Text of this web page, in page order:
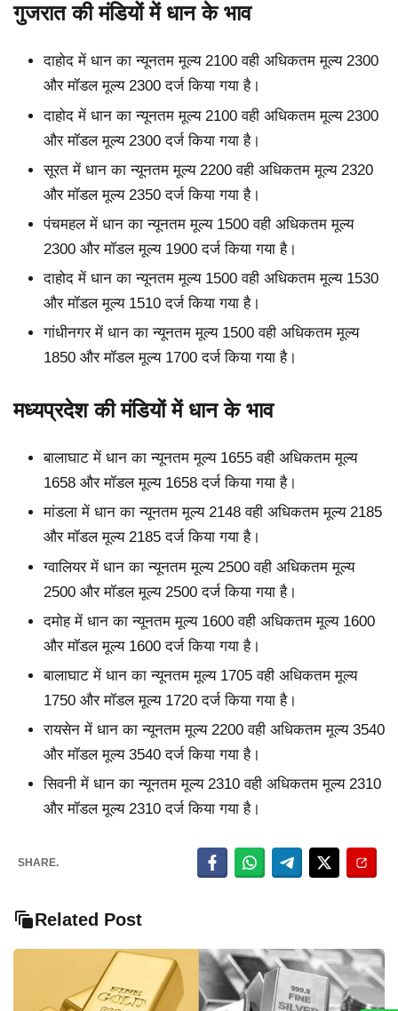
गुजरात की मंडियों में धान के भाव
दाहोद में धान का न्यूनतम मूल्य 2100 वही अधिकतम मूल्य 2300
और मॉडल मूल्य 2300 दर्ज किया गया है।
दाहोद में धान का न्यूनतम मूल्य 2100 वही अधिकतम मूल्य 2300
और मॉडल मूल्य 2300 दर्ज किया गया है।
सूरत में धान का न्यूनतम मूल्य 2200 वही अधिकतम मूल्य 2320
और मॉडल मूल्य 2350 दर्ज किया गया है।
पंचमहल में धान का न्यूनतम मूल्य 1500 वही अधिकतम मूल्य
2300 और मॉडल मूल्य 1900 दर्ज किया गया है।
दाहोद में धान का न्यूनतम मूल्य 1500 वही अधिकतम मूल्य 1530
और मॉडल मूल्य 1510 दर्ज किया गया है।
गांधीनगर में धान का न्यूनतम मूल्य 1500 वही अधिकतम मूल्य
1850 और मॉडल मूल्य 1700 दर्ज किया गया है।
मध्यप्रदेश की मंडियों में धान के भाव
बालाघाट में धान का न्यूनतम मूल्य 1655 वही अधिकतम मूल्य
1658 और मॉडल मूल्य 1658 दर्ज किया गया है।
मांडला में धान का न्यूनतम मूल्य 2148 वही अधिकतम मूल्य 2185
और मॉडल मूल्य 2185 दर्ज किया गया है।
ग्वालियर में धान का न्यूनतम मूल्य 2500 वही अधिकतम मूल्य
2500 और मॉडल मूल्य 2500 दर्ज किया गया है।
दमोह में धान का न्यूनतम मूल्य 1600 वही अधिकतम मूल्य 1600
और मॉडल मूल्य 1600 दर्ज किया गया है।
बालाघाट में धान का न्यूनतम मूल्य 1705 वही अधिकतम मूल्य
1750 और मॉडल मूल्य 1720 दर्ज किया गया है।
रायसेन में धान का न्यूनतम मूल्य 2200 वही अधिकतम मूल्य 3540
और मॉडल मूल्य 3540 दर्ज किया गया है।
सिवनी में धान का न्यूनतम मूल्य 2310 वही अधिकतम मूल्य 2310
और मॉडल मूल्य 2310 दर्ज किया गया है।
SHARE.
Related Post